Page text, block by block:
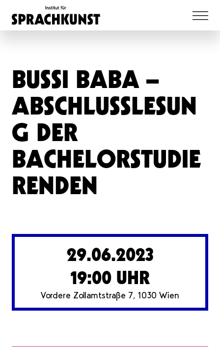
BUSSI BABA –
ABSCHLUSSLESUN
G DER
BACHELORSTUDIE
RENDEN
29.06.2023
19:00 UHR
Vordere Zollamtstraße 7, 1030 Wien